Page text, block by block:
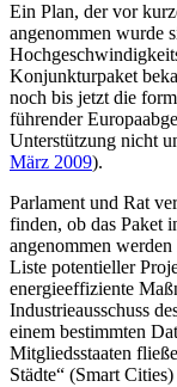
Ein Plan, der vor
angenommen wurde
Konjunkturpaket
noch bis jetzt die
führender
Unterstützung nicht
März 2009).
Parlament und Rat
finden, ob das Paket
angenommen
Liste potentieller
energieeffiziente
Industrieausschuss
einem bestimmten
Mitgliedsstaaten
Städte“ (Smart